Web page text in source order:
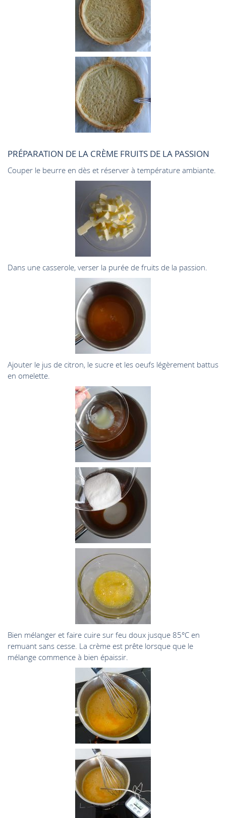
PRÉPARATION DE LA CRÈME FRUITS DE LA PASSION
Couper le beurre en dès et réserver à température ambiante.
Dans une casserole, verser la purée de fruits de la passion.
Ajouter le jus de citron, le sucre et les oeufs légèrement battus
en omelette.
Bien mélanger et faire cuire sur feu doux jusque 85°C en
remuant sans cesse. La crème est prête lorsque que le
mélange commence à bien épaissir.